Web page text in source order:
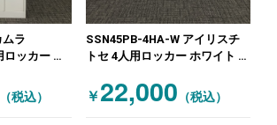
ムラ
ッカー ダ
（税込）
SSN45PB-4HA-W アイリスチ
トセ 4人用ロッカー ホワイト 木
￥22,000 （税込）